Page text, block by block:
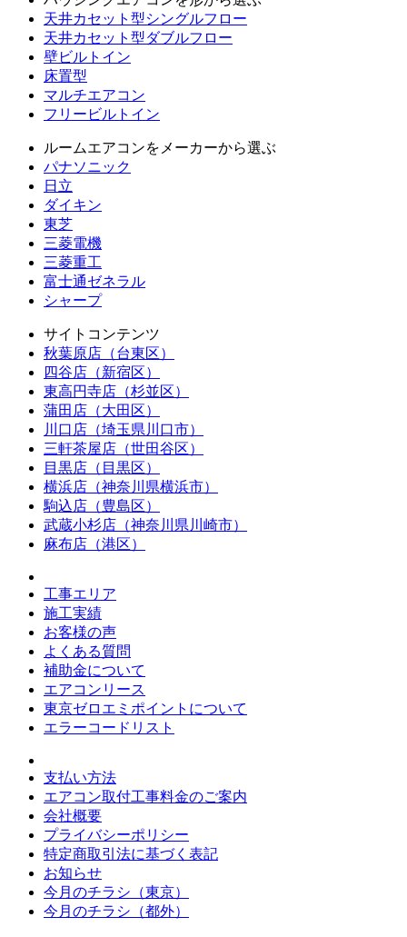
天井カセット型シングルフロー
天井カセット型ダブルフロー
壁ビルトイン
床置型
マルチエアコン
フリービルトイン
ルームエアコンをメーカーから選ぶ
パナソニック
日立
ダイキン
東芝
三菱電機
三菱重工
富士通ゼネラル
シャープ
サイトコンテンツ
秋葉原店（台東区）
四谷店（新宿区）
東高円寺店（杉並区）
蒲田店（大田区）
川口店（埼玉県川口市）
三軒茶屋店（世田谷区）
目黒店（目黒区）
横浜店（神奈川県横浜市）
駒込店（豊島区）
武蔵小杉店（神奈川県川崎市）
麻布店（港区）
工事エリア
施工実績
お客様の声
よくある質問
補助金について
エアコンリース
東京ゼロエミポイントについて
エラーコードリスト
支払い方法
エアコン取付工事料金のご案内
会社概要
プライバシーポリシー
特定商取引法に基づく表記
お知らせ
今月のチラシ（東京）
今月のチラシ（都外）